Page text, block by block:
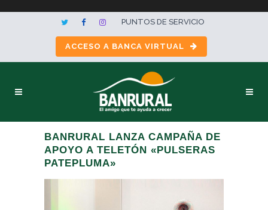
PUNTOS DE SERVICIO
ACCESO A BANCA VIRTUAL
BANRURAL LANZA CAMPAÑA DE
APOYO A TELETÓN «PULSERAS
PATEPLUMA»